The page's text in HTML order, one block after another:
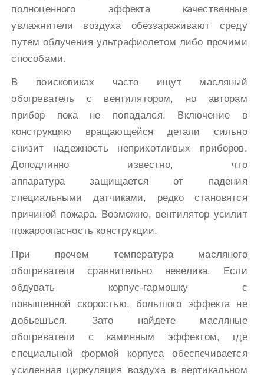
полноценного эффекта качественные
увлажнители воздуха обеззараживают среду
путем облучения ультрафиолетом либо прочими
способами.
В поисковиках часто ищут масляный
обогреватель с вентилятором, но авторам
прибор пока не попадался. Включение в
конструкцию вращающейся детали сильно
снизит надежность неприхотливых приборов.
Доподлинно известно, что
аппаратура защищается от падения
специальными датчиками, редко становятся
причиной пожара. Возможно, вентилятор усилит
пожароопасность конструкции.
При прочем температура масляного
обогревателя сравнительно невелика. Если
обдувать корпус-гармошку с
повышенной скоростью, большого эффекта не
добьешься. Зато найдете масляные
обогреватели с каминным эффектом, где
специальной формой корпуса обеспечивается
усиленная циркуляция воздуха в вертикальном